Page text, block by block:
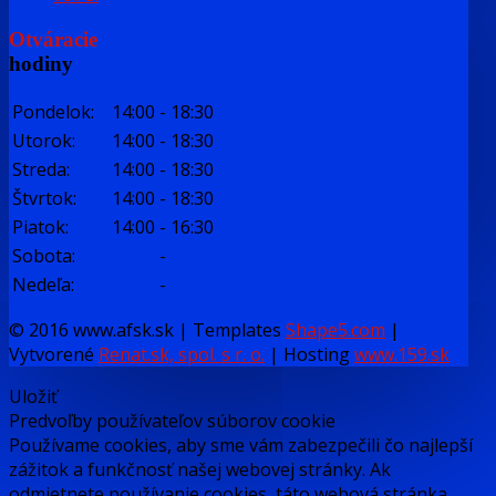
Otváracie
hodiny
Pondelok: 14:00 - 18:30
Utorok:
14:00 - 18:30
Streda:
14:00 - 18:30
Štvrtok:
14:00 - 18:30
Piatok:
14:00 - 16:30
Sobota:
-
Nedeľa:
-
© 2016 www.afsk.sk | Templates Shape5.com |
Vytvorené Renat.sk, spol. s r. o. | Hostingwww.159.sk
Uložiť
Predvoľby používateľov súborov cookie
Používame cookies, aby sme vám zabezpečili čo najlepší
zážitok a funkčnosť našej webovej stránky. Ak